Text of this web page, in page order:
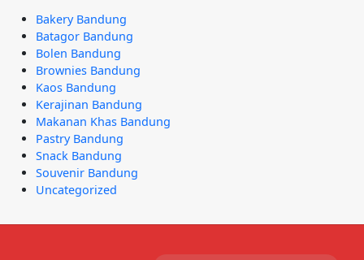
Bakery Bandung
Batagor Bandung
Bolen Bandung
Brownies Bandung
Kaos Bandung
Kerajinan Bandung
Makanan Khas Bandung
Pastry Bandung
Snack Bandung
Souvenir Bandung
Uncategorized